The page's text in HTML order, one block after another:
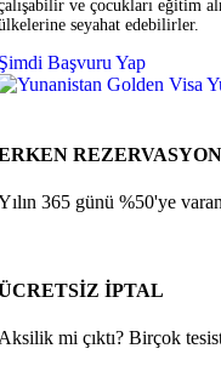
ve çocukları eğitim
seyahat edebilirler.
Başvuru Yap
REZERVASYON
365 günü %50'ye
İPTAL
mi çıktı? Birçok